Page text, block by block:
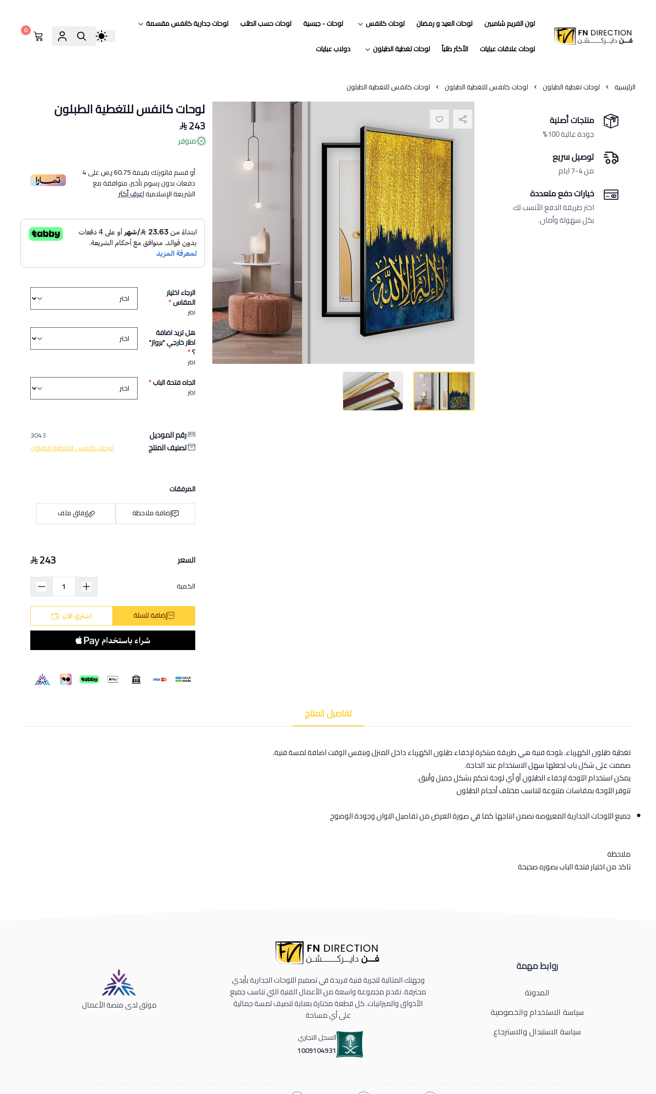
فن دايركشن
لون الفريم شامبين لوحات العيد و رمضان لوحات كانفس لوحات - جبسية لوحات حسب الطلب
لوحات جدارية كانفس مقسمة
لوحات علاقات عبايات
الأكثر طلباً لوحات تغطية الطبلون دولاب عبايات
0
الرئيسية لوحات تغطية الطبلون لوحات كانفس للتغطية الطبلون لوحات كانفس للتغطية الطبلون
لوحات كانفس للتغطية الطبلون
243
متوفر
أو قسم فاتورتك بقيمة60.75 ر.س على4
دفعات بدون رسوم تأخير، متوافقة مع
الشريعة الإسلاميةاعرف أكثر
الرجاء اختيار
المقاس*
اختر
هل تريد اضافة
اطار خارجي "برواز"
؟*
اختر
اتجاه فتحة الباب*
اختر
رقم الموديل 3043
تصنيف المنتج لوحات كانفس للتغطية الطبلون
المرفقات
إضافة ملاحظة
إرفاق ملف
السعر 243
الكمية
إضافة للسلة اشتري الآن
منتجات أصلية
جودة عالية 100%
توصيل سريع
من 4-7 ايام
خيارات دفع متعددة
اختر طريقة الدفع الأنسب لك
بكل سهولة وأمان.
تفاصيل المنتج
تغطية طبلون الكهرباء. بلوحة فنية هي طريقة مبتكرة لإخفاء طبلون الكهرباء داخل المنزل وبنفس الوقت اضافة لمسة فنية.
صممت على شكل باب لجعلها سهل الاستخدام عند الحاجة.
يمكن استخدام اللوحة لإخفاء الطبلون أو أي لوحة تحكم بشكل جميل وأنيق.
تتوفر اللوحة بمقاسات متنوعة لتناسب مختلف أحجام الطبلون
جميع اللوحات الجدارية المعروضه نضمن انتاجها كما في صورة العرض من تفاصيل الاوان وجودة الوضوح
ملاحظة
تاكد من اختيار فتحة الباب بصوره صحيحة
روابط مهمة
المدونة
سياسة الاستخدام والخصوصية
سياسة الاستبدال والاسترجاع
وجهتك المثالية لتجربة فنية فريدة في تصميم اللوحات الجدارية بأيدي
محترفة. نقدم مجموعة واسعة من الأعمال الفنية التي تناسب جميع
الأذواق والميزانيات. كل قطعة مختارة بعناية لتضيف لمسة جمالية
على أي مساحة
السجل التجاري
1009104931
موثق لدى منصة الأعمال